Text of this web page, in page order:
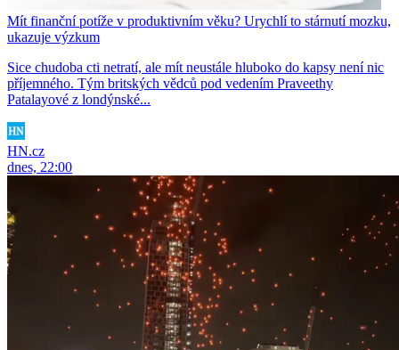
Mít finanční potíže v produktivním věku? Urychlí to stárnutí mozku,
ukazuje výzkum
Sice chudoba cti netratí, ale mít neustále hluboko do kapsy není nic
příjemného. Tým britských vědců pod vedením Praveethy
Patalayové z londýnské...
HN.cz
dnes, 22:00